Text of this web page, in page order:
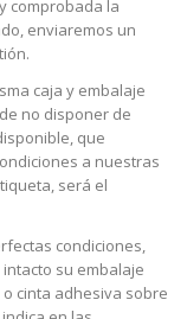
comprobada la
enviaremos un
caja y embalaje
no disponer de
que
a nuestras
será el
condiciones,
su embalaje
cinta adhesiva sobre